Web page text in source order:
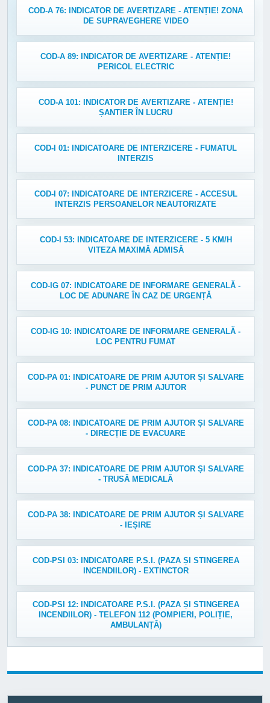
COD-A 76: INDICATOR DE AVERTIZARE - ATENȚIE! ZONA
DE SUPRAVEGHERE VIDEO
COD-A 89: INDICATOR DE AVERTIZARE - ATENȚIE!
PERICOL ELECTRIC
COD-A 101: INDICATOR DE AVERTIZARE - ATENȚIE!
ȘANTIER ÎN LUCRU
COD-I 01: INDICATOARE DE INTERZICERE - FUMATUL
INTERZIS
COD-I 07: INDICATOARE DE INTERZICERE - ACCESUL
INTERZIS PERSOANELOR NEAUTORIZATE
COD-I 53: INDICATOARE DE INTERZICERE - 5 KM/H
VITEZA MAXIMĂ ADMISĂ
COD-IG 07: INDICATOARE DE INFORMARE GENERALĂ -
LOC DE ADUNARE ÎN CAZ DE URGENȚĂ
COD-IG 10: INDICATOARE DE INFORMARE GENERALĂ -
LOC PENTRU FUMAT
COD-PA 01: INDICATOARE DE PRIM AJUTOR ȘI SALVARE
- PUNCT DE PRIM AJUTOR
COD-PA 08: INDICATOARE DE PRIM AJUTOR ȘI SALVARE
- DIRECȚIE DE EVACUARE
COD-PA 37: INDICATOARE DE PRIM AJUTOR ȘI SALVARE
- TRUSĂ MEDICALĂ
COD-PA 38: INDICATOARE DE PRIM AJUTOR ȘI SALVARE
- IEȘIRE
COD-PSI 03: INDICATOARE P.S.I. (PAZA ȘI STINGEREA
INCENDIILOR) - EXTINCTOR
COD-PSI 12: INDICATOARE P.S.I. (PAZA ȘI STINGEREA
INCENDIILOR) - TELEFON 112 (POMPIERI, POLIȚIE,
AMBULANȚĂ)